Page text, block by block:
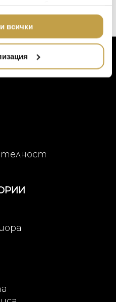
на услугите им.
всички
МЕБЕЛИ
ПОДАРЪЦИ
DOLCE & GABBANA
ETHNICRAFT
ZUIVER
DUTCHBONE